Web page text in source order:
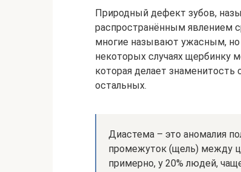
Природный дефект зубов,
распространённым явлением
многие называют ужасным, но
некоторых случаях щербинку
которая делает
остальных.
Диастема – это аномалия
промежуток (щель) между
примерно, у 20% людей,